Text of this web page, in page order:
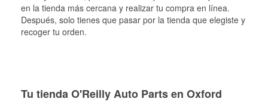
en la tienda más cercana y realizar tu compra en línea.
Después, solo tienes que pasar por la tienda que elegiste y
recoger tu orden.
Tu tienda O'Reilly Auto Parts en Oxford